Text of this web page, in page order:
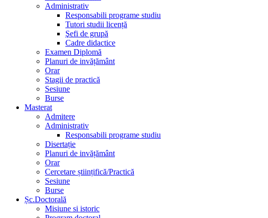
Administrativ
Responsabili programe studiu
Tutori studii licență
Şefi de grupă
Cadre didactice
Examen Diplomă
Planuri de invățământ
Orar
Stagii de practică
Sesiune
Burse
Masterat
Admitere
Administrativ
Responsabili programe studiu
Disertație
Planuri de invățământ
Orar
Cercetare științifică/Practică
Sesiune
Burse
Șc.Doctorală
Misiune si istoric